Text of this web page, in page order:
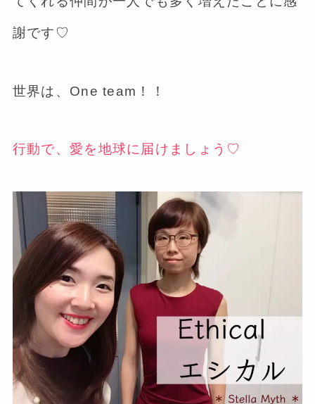
謝です♡
世界は、One team！！
行動で、愛を地球に届けましょう♡